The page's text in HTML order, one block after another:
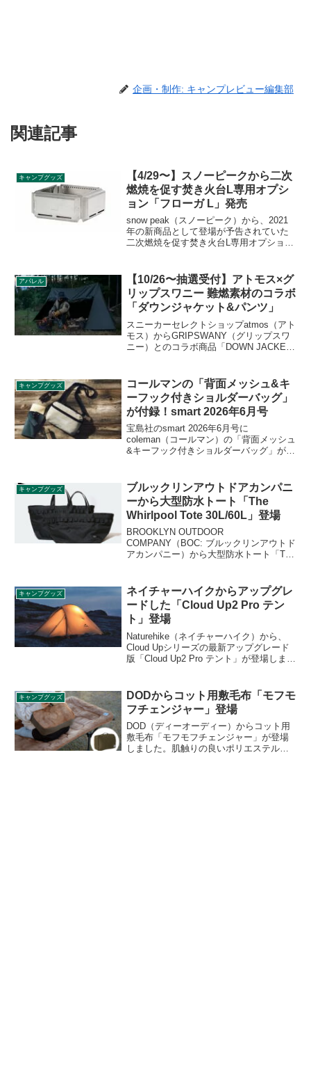
企画・制作: キャンプレビュー編集部
関連記事
キャンプグッズ
【4/29〜】スノーピークから二次
燃焼を促す焚き火台L専用オプシ
ョン「フローガ L」発売
snow peak（スノーピーク）から、2021
年の新商品として登場が予告されていた
二次燃焼を促す焚き火台L専用オプション
販売されます。詳細をレビューします。
アパレル
【10/26〜抽選受付】アトモス×グ
リップスワニー 難燃素材のコラボ
「ダウンジャケット&パンツ」
スニーカーセレクトショップatmos（アト
モス）からGRIPSWANY（グリップスワ
ニー）とのコラボ商品「DOWN JACKET
抽選受付開始です。詳細をレビューしま
す。
キャンプグッズ
コールマンの「背面メッシュ&キ
ーフック付きショルダーバッグ」
が付録！smart 2026年6月号
宝島社のsmart 2026年6月号に
coleman（コールマン）の「背面メッシュ
&キーフック付きショルダーバッグ」が付
ており、気温が上がるこれからの季節で
も蒸れにくい仕様になっています。詳細
をレビューします。
キャンプグッズ
ブルックリンアウトドアカンパニ
ーから大型防水トート「The
Whirlpool Tote 30L/60L」登場
BROOKLYN OUTDOOR
COMPANY（BOC: ブルックリンアウトド
アカンパニー）から大型防水トート「The
用した大型30Lと超大型60Lの防水バケツ
トートで、汚れたテントや椅子等のキャ
ンプ道具もそのまま放り込めます。詳細
をレビューします。
キャンプグッズ
ネイチャーハイクからアップグレ
ードした「Cloud Up2 Pro テン
ト」登場
Naturehike（ネイチャーハイク）から、
Cloud Upシリーズの最新アップグレード
版「Cloud Up2 Pro テント」が登場しまし
横たわっても余裕がある広さです。詳細
をレビューします。
キャンプグッズ
DODからコット用敷毛布「モフモ
フチェンジャー」登場
DOD（ディーオーディー）からコット用
敷毛布「モフモフチェンジャー」が登場
しました。肌触りの良いポリエステル製